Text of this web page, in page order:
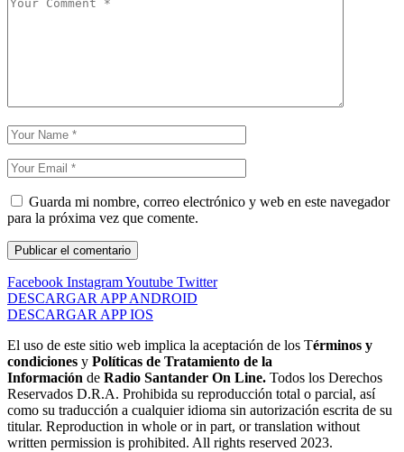
Guarda mi nombre, correo electrónico y web en este navegador
para la próxima vez que comente.
Facebook InstagramYoutube Twitter
DESCARGAR APP ANDROID
DESCARGAR APP IOS
El uso de este sitio web implica la aceptación de los Términos y
condiciones y Políticas de Tratamiento de la
Información de Radio Santander On Line. Todos los Derechos
Reservados D.R.A. Prohibida su reproducción total o parcial, así
como su traducción a cualquier idioma sin autorización escrita de su
titular. Reproduction in whole or in part, or translation without
written permission is prohibited. All rights reserved 2023.